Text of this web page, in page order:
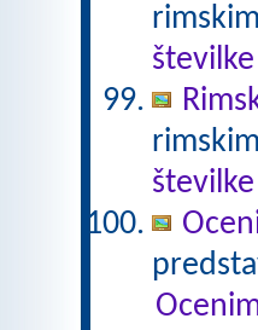
številke